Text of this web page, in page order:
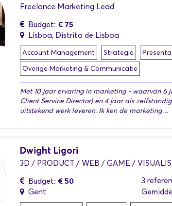
Freelance Marketing Lead
Budget: € 75
Lisboa, Distrito de Lisboa
Account Management Strategie
Overige Marketing & Communicatie
Met 10 jaar ervaring in marketing - waarvan 6
Client Service Director) en 4 jaar als
uitstekend werk leveren. Ik ken de marketing…
Dwight Ligori
3D / PRODUCT / WEB / GAME /
Budget: € 50
3
Gent